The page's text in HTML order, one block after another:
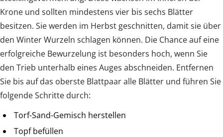
Krone und sollten mindestens vier bis sechs Blätter
besitzen. Sie werden im Herbst geschnitten, damit sie über
den Winter Wurzeln schlagen können. Die Chance auf eine
erfolgreiche Bewurzelung ist besonders hoch, wenn Sie
den Trieb unterhalb eines Auges abschneiden. Entfernen
Sie bis auf das oberste Blattpaar alle Blätter und führen Sie
folgende Schritte durch:
Torf-Sand-Gemisch herstellen
Topf befüllen